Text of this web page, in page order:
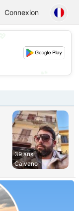
Connexion
39 ans
Caivano